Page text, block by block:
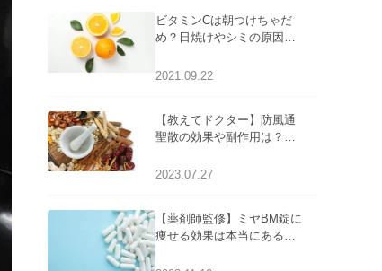
ビタミンCは朝つけちゃだ
め？日焼けやシミの原因に
2021.09.22
【教えてドクター】防風通
聖散の効果や副作用は？長
2023.07.27
【薬剤師監修】ミヤBM錠に
痩せる効果は本当にある